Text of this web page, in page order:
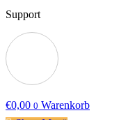
Support
€0,00 0 Warenkorb